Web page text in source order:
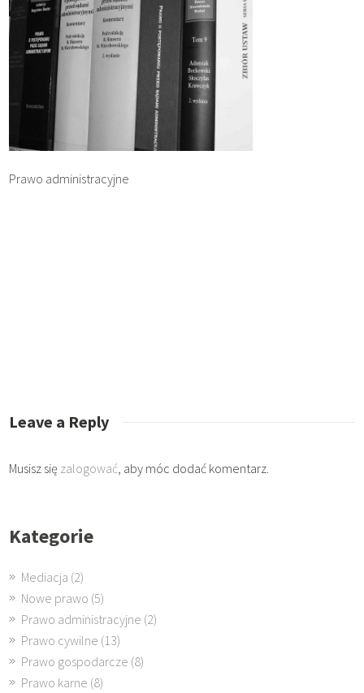
Prawo administracyjne
Leave a Reply
Musisz się zalogować, aby móc dodać komentarz.
Kategorie
Mediacja (2)
Nowe prawo (5)
Prawo administracyjne (2)
Prawo cywilne (13)
Prawo gospodarcze (8)
Prawo karne (8)